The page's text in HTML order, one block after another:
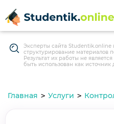
Эксперты сайта
структурирование материалов
Результат их работы не
быть использован как источник
Главная Услуги